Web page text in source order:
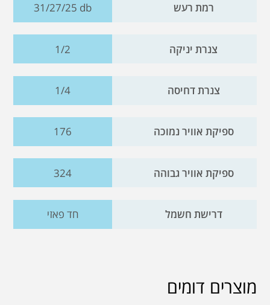
רמת רעש 31/27/25 db
צנרת יניקה 1/2
צנרת דחיסה 1/4
ספיקת אוויר נמוכה 176
ספיקת אוויר גבוהה 324
דרישת חשמל חד פאזי
מוצרים דומים